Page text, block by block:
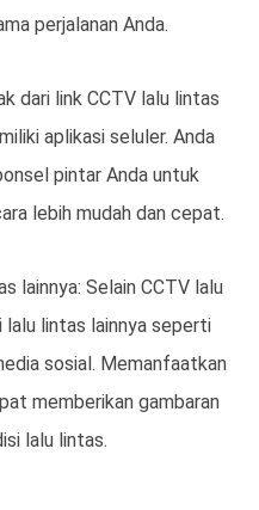
perjalanan Anda.
dari link CCTV lalu lintas
aplikasi seluler. Anda
pintar Anda untuk
lebih mudah dan cepat.
lainnya: Selain CCTV lalu
lalu lintas lainnya seperti
sosial. Memanfaatkan
memberikan gambaran
lalu lintas.